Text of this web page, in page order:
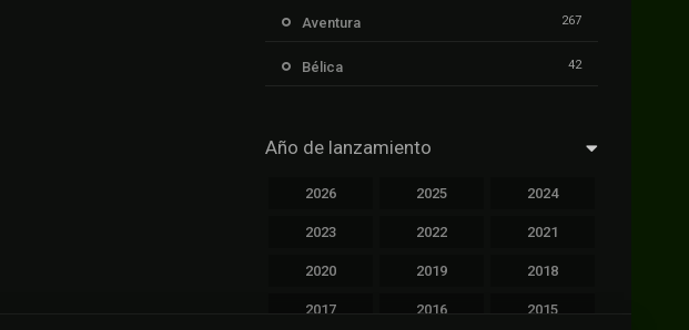
Aventura 267
Bélica 42
Cinecalidad
Cinetux 1.139
Año de lanzamiento
2026 2025 2024
2023 2022 2021
2020 2019 2018
2017 2016 2015